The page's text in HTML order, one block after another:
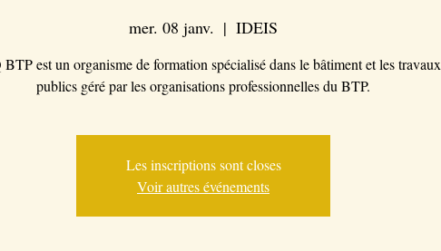
mer. 08 janv.
  |
IDEIS
est un organisme de formation spécialisé dans le bâtiment et les travaux
publics géré par les organisations professionnelles du BTP.
Les inscriptions sont closes
Voir autres événements